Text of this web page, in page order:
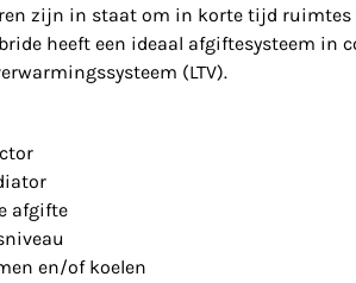
zijn in staat om in korte tijd ruimtes
heeft een ideaal afgiftesysteem in
(LTV).
afgifte
en/of koelen